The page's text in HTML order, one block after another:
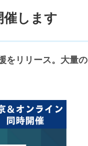
します
をリリース。大量の